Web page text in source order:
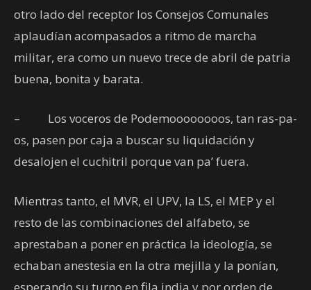
otro lado del receptor los Consejos Comunales
aplaudían acompasados a ritmo de marcha
militar, era como un nuevo trece de abril de patria
buena, bonita y barata.
– Los voceros de Podemoooooooos, tan ras-pa-
os, pasen por caja a buscar su liquidación y
desalojen el cuchitril porque van pa’ fuera.
Mientras tanto, el MVR, el UPV, la LS, el MEP y el
resto de las combinaciones del alfabeto, se
aprestaban a poner en práctica la ideología, se
echaban anestesia en la otra mejilla y la ponían,